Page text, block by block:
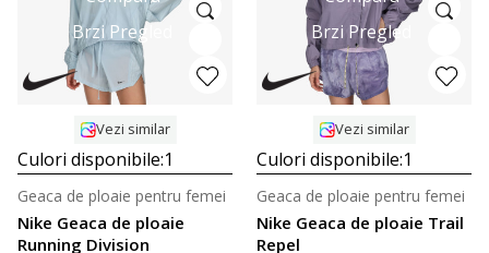
Brzi Pregled
Vezi similar
Culori disponibile:1
Nike Geaca de ploaie
Running Division
Geaca de ploaie pentru femei
Brzi Pregled
Vezi similar
Culori disponibile:1
Nike Geaca de ploaie Trail
Repel
Geaca de ploaie pentru femei